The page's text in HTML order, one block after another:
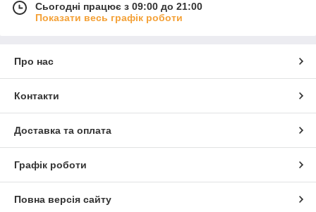
Сьогодні працює з 09:00 до 21:00
Показати весь графік роботи
Про нас
Контакти
Доставка та оплата
Графік роботи
Повна версія сайту